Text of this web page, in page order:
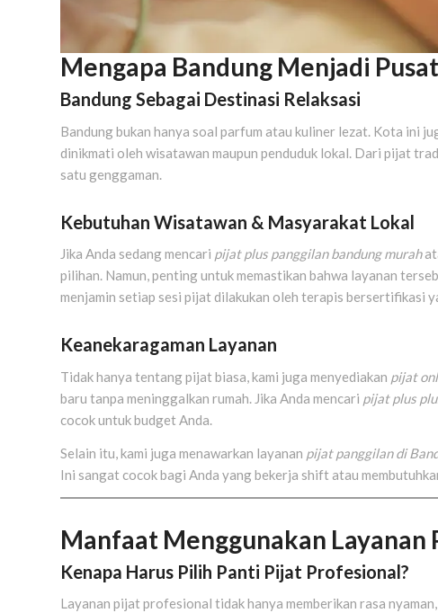
Mengapa Bandung Menjadi
Bandung Sebagai Destinasi Relaksasi
Bandung bukan hanya soal parfum atau kuliner lezat. Kota ini
dinikmati oleh wisatawan maupun penduduk lokal. Dari pijat
satu genggaman.
Kebutuhan Wisatawan & Masyarakat Lokal
Jika Anda sedang mencari pijat plus panggilan bandung murah
pilihan. Namun, penting untuk memastikan bahwa layanan
menjamin setiap sesi pijat dilakukan oleh terapis bersertifikasi
Keanekaragaman Layanan
Tidak hanya tentang pijat biasa, kami juga menyediakan pijat
baru tanpa meninggalkan rumah. Jika Anda mencari pijat plus
cocok untuk budget Anda.
Selain itu, kami juga menawarkan layanan pijat panggilan di
Ini sangat cocok bagi Anda yang bekerja shift atau
Manfaat Menggunakan Layanan
Kenapa Harus Pilih Panti Pijat Profesional?
Layanan pijat profesional tidak hanya memberikan rasa